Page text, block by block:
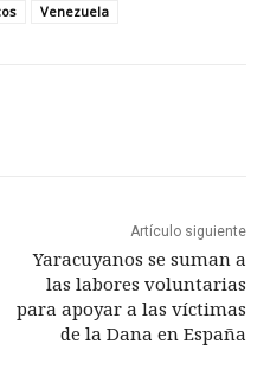
Venezuela
Artículo siguiente
Yaracuyanos se suman a
las labores voluntarias
para apoyar a las víctimas
de la Dana en España